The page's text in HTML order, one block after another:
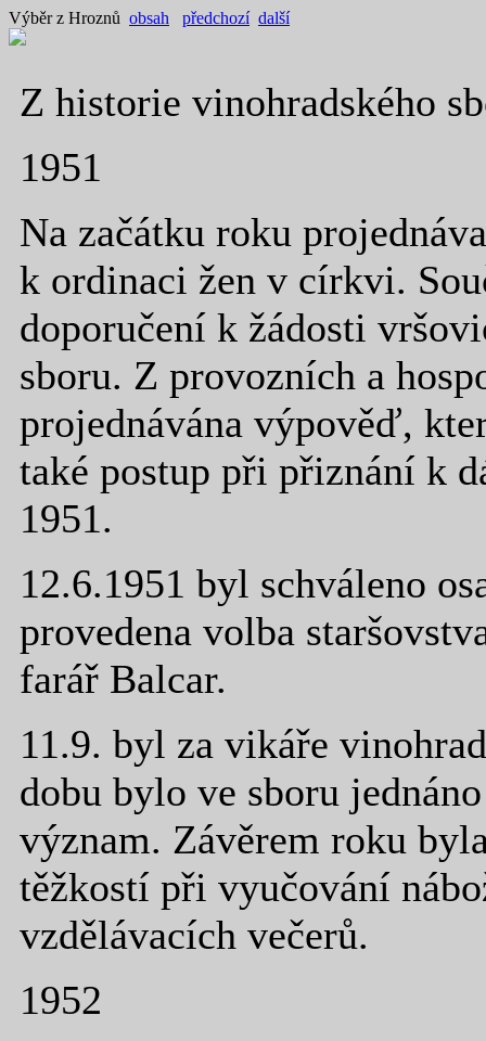
Výběr z Hroznů obsah předchozí další
Z historie vinohradského
1951
Na začátku roku
k ordinaci žen v církvi.
doporučení k žádosti
sboru. Z provozních a
projednávána výpověď,
také postup při přiznání k
1951.
12.6.1951 byl schváleno
provedena volba
farář Balcar.
11.9. byl za vikáře
dobu bylo ve sboru
význam. Závěrem roku
těžkostí při vyučování
vzdělávacích večerů.
1952